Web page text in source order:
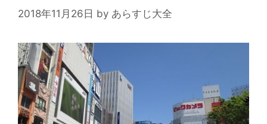
2018年11月26日 by あらすじ大全